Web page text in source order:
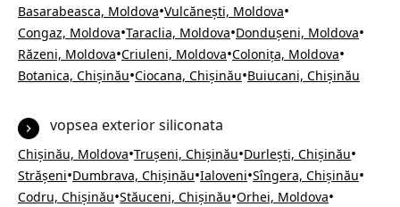
Basarabeasca, Moldova•Vulcănești, Moldova•
Congaz, Moldova•Taraclia, Moldova•Dondușeni, Moldova•
Răzeni, Moldova•Criuleni, Moldova•Colonița, Moldova•
Botanica, Chișinău•Ciocana, Chișinău•Buiucani, Chișinău
vopsea exterior siliconata
Chișinău, Moldova•Trușeni, Chișinău•Durlești, Chișinău•
Strășeni•Dumbrava, Chișinău•Ialoveni•Sîngera, Chișinău•
Codru, Chișinău•Stăuceni, Chișinău•Orhei, Moldova•